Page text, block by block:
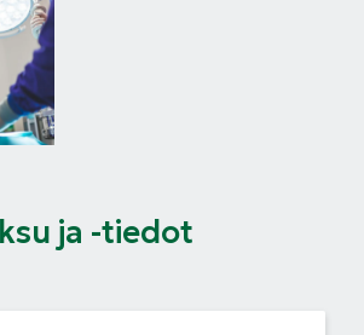
ja -tiedot